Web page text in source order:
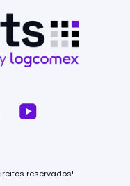
reservados!